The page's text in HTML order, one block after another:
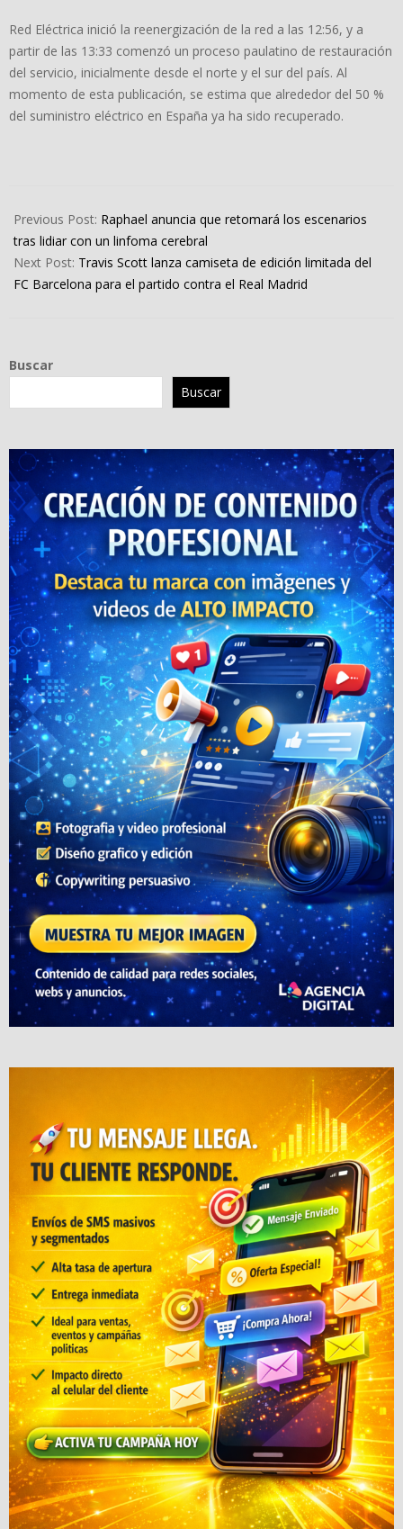
Red Eléctrica inició la reenergización de la red a las 12:56, y a
partir de las 13:33 comenzó un proceso paulatino de restauración
del servicio, inicialmente desde el norte y el sur del país. Al
momento de esta publicación, se estima que alrededor del 50 %
del suministro eléctrico en España ya ha sido recuperado.
04-
28
Previous Post: Raphael anuncia que retomará los escenarios
tras lidiar con un linfoma cerebral
Next Post: Travis Scott lanza camiseta de edición limitada del
FC Barcelona para el partido contra el Real Madrid
Buscar
Buscar